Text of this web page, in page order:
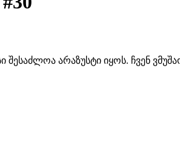
შესაძლოა არაზუსტი იყოს. ჩვენ